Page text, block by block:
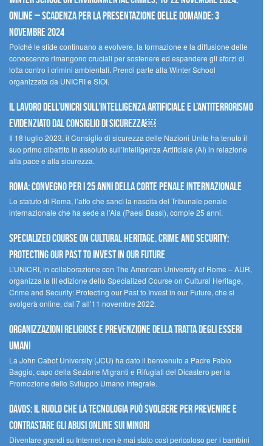
Online – Scadenza per la presentazione delle domande: 3
novembre 2024
Poiché le sfide continuano a evolvere, la formazione e la diffusione delle
conoscenze rimangono cruciali per sostenere ed espandere gli sforzi di
lotta contro i crimini ambientali. Prendi parte alla Winter School
organizzata da UNICRI e SIOI.
Il lavoro dell’UNICRI sull’intelligenza artificiale e l’antiterrorismo
evidenziato dal Consiglio di Sicurezza￼
Il 18 luglio 2023, il Consiglio di sicurezza delle Nazioni Unite ha tenuto il
suo primo dibattito in assoluto sull’Intelligenza Artificiale (AI) in relazione
alla pace e alla sicurezza.
Roma: convegno per i 25 anni della Corte penale internazionale
Lo statuto di Roma, l’atto che sancì la nascita del Tribunale penale
internazionale che ha sede a l’Aia (Paesi Bassi), compie 25 anni.
Specialized Course on Cultural Heritage, Crime and Security:
Protecting our Past to Invest in our Future
L’UNICRI, in collaborazione con The American University of Rome – AUR,
organizza la III edizione dello Specialized Course on Cultural Heritage,
Crime and Security: Protecting our Past to Invest in our Future, che si
svolgerà online, dal 7 all’11 novembre 2022.
Organizzazioni religiose e prevenzione della tratta degli esseri
umani
La John Cabot University (JCU) ha dato il benvenuto a Padre Fabio
Baggio, capo della Sezione Migranti e Rifugiati del Dicastero per la
Promozione dello Sviluppo Umano Integrale.
Davos: il ruolo che la tecnologia può svolgere per prevenire e
contrastare gli abusi online sui minori
Diventare grandi su Internet non è mai stato così pericoloso per i bambini